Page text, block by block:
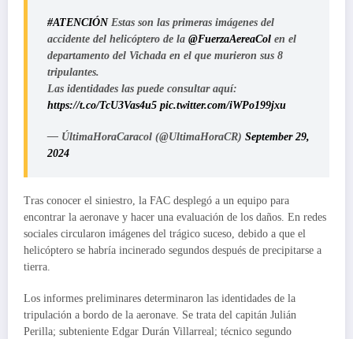
#ATENCIÓNEstas son las primeras imágenes del
accidente del helicóptero de la @FuerzaAereaCol en el
departamento del Vichada en el que murieron sus 8
tripulantes.
Las identidades las puede consultar aquí:
https://t.co/TcU3Vas4u5 pic.twitter.com/iWPo199jxu
— ÚltimaHoraCaracol (@UltimaHoraCR) September 29,
2024
Tras conocer el siniestro, la FAC desplegó a un equipo para
encontrar la aeronave y hacer una evaluación de los daños. En redes
sociales circularon imágenes del trágico suceso, debido a que el
helicóptero se habría incinerado segundos después de precipitarse a
tierra.
Los informes preliminares determinaron las identidades de la
tripulación a bordo de la aeronave. Se trata del capitán Julián
Perilla; subteniente Edgar Durán Villarreal; técnico segundo